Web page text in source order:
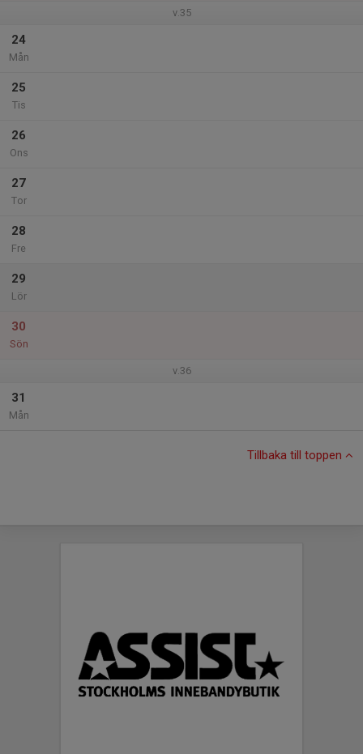
v.35
24
Mån
25
Tis
26
Ons
27
Tor
28
Fre
29
Lör
30
Sön
v.36
31
Mån
Tillbaka till toppen